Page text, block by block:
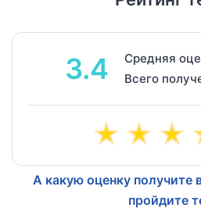
3.4
Средняя
Всего
А какую оценку получите
пройдите